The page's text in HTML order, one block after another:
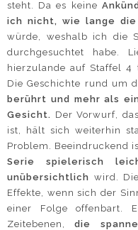
steht. Da es keine
ich nicht, wie lange
würde, weshalb ich die
durchgesuchtet habe.
hierzulande auf Staffel 4
Die Geschichte rund um
berührt und mehr als
Gesicht. Der Vorwurf,
ist, hält sich weiterhin
Problem. Beeindruckend
Serie spielerisch
unübersichtlich wird.
Effekte, wenn sich der
einer Folge offenbart.
Zeitebenen,die